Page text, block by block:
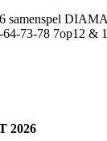
samenspel
64-73-78 7op12 &
2026